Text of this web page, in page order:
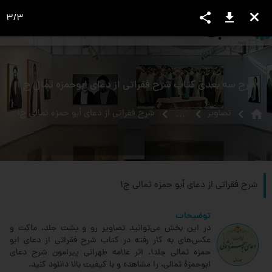
view_headline
طرح سه بعدی کتاب شرح فقراتی از دعای ابوحمزه ثمال ج 1
تصاویر ... شرح فقراتی از دعای أبو حمزه ثمالی ج1
شرح فقراتی از دعای أبو حمزه ثمالی ج1
توضیحات
در این بخش می‌توانید تصاویر رو و پشت جلد، ماکت و
عکس‌های به کار رفته در کتاب شرح فقراتی از دعای ابو
حمزه ثمالی جلد1، اثر علامه طهرانی پیرامون شرح دعای
ابوحمزۀ ثمالی، را مشاهده و با کیفیت بالا دانلود کنید.
close
download
share
3/3